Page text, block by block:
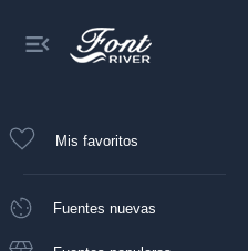
Mis favoritos
Fuentes nuevas